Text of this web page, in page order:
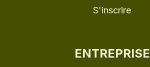
S'inscrire
ENTREPRISE